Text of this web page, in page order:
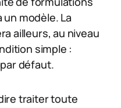
modèle. La
ailleurs, au niveau
simple :
défaut.
traiter toute